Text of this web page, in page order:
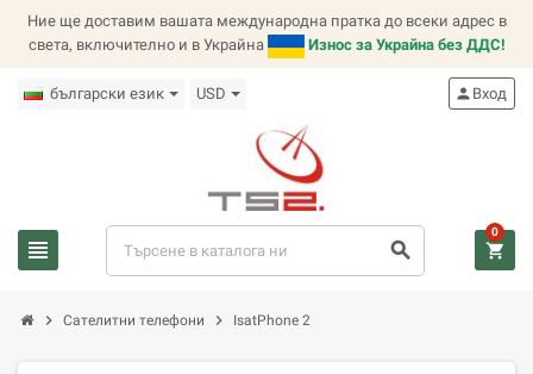
Ние ще доставим вашата международна пратка до всеки адрес в
света, включително и в Украйна
Износ за Украйна без ДДС!
български език USD
view_headline search
person Вход
shopping_cart
0
chevron_right Сателитни телефони chevron_right IsatPhone 2